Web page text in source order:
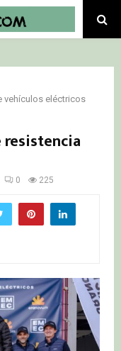
vehículos eléctricos
resistencia
0 225